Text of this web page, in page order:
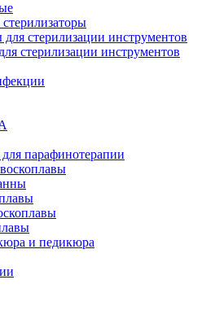
для стерилизации инструментов
стерилизации инструментов
парафинотерапии
и педикюра